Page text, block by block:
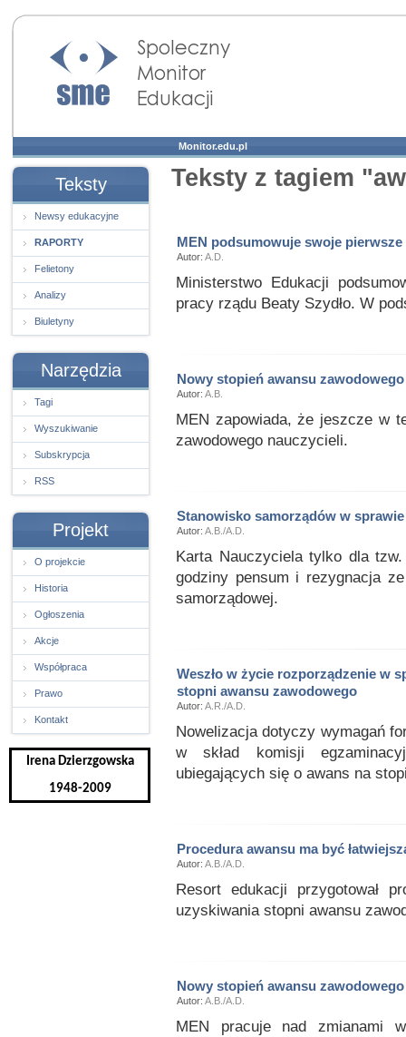
Społeczny Monitor
Edukacji
Monitor.edu.pl
Teksty
Newsy edukacyjne
RAPORTY
Felietony
Analizy
Biuletyny
Narzędzia
Tagi
Wyszukiwanie
Subskrypcja
RSS
Projekt
O projekcie
Historia
Ogłoszenia
Akcje
Współpraca
Prawo
Kontakt
Irena Dzierzgowska
1948-2009
Teksty z tagiem
MEN podsumowuje swoje pierwsze
Autor: A.D.
Ministerstwo Edukacji
pracy rządu Beaty Szydło. W
Nowy stopień awansu
Autor: A.B.
MEN zapowiada, że jeszcze w
zawodowego nauczycieli.
Stanowisko samorządów w
Autor: A.B./A.D.
Karta Nauczyciela tylko dla
godziny pensum i rezygnacja
samorządowej.
Weszło w życie rozporządzenie w
stopni awansu zawodowego
Autor: A.R./A.D.
Nowelizacja dotyczy wymagań
w skład komisji
ubiegających się o awans na
Procedura awansu ma być
Autor: A.B./A.D.
Resort edukacji przygotował
uzyskiwania stopni awansu
Nowy stopień awansu
Autor: A.B./A.D.
MEN pracuje nad zmianami